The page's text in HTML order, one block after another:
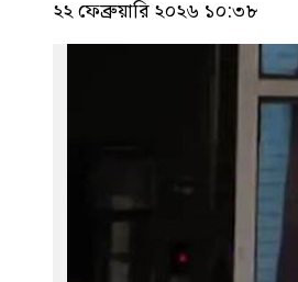
২২ ফেব্রুয়ারি ২০২৬ ১০:৩৮